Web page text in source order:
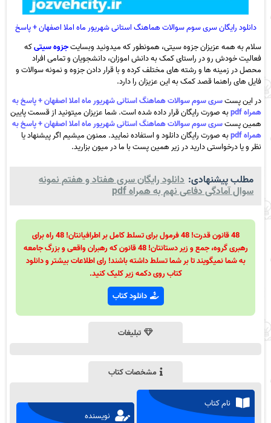
دانلود رایگان سری سوم سوالات هماهنگ استانی شهریور ماه املا اصفهان + پاسخ
سلام به همه عزیزان جزوه سیتی، همونطور که میدونید وبسایتجزوه سیتیکه
فعالیت خودش رو در راستای کمک به دانش اموزان، دانشجویان و تمامی افراد
محصل در زمینه ها و رشته های مختلف کرده و با قرار دادن جزوه و نمونه سوالات و
فایل های راهنما قصد کمک به این عزیزان را دارد.
در این پستسری سوم سوالات هماهنگ استانی شهریور ماه املا اصفهان + پاسخ به
همراه pdf
به صورت رایگان قرار داده شده است. شما عزیزان میتونید از قسمت پایین
همین پستسری سوم سوالات هماهنگ استانی شهریور ماه املا اصفهان + پاسخ به
همراه pdf
به صورت رایگان دانلود و استفاده نمایید. ممنون میشیم اگر پیشنهاد یا
نظر و یا درخواستی دارید در زیر همین پست با ما در میون بزارید.
مطلب پیشنهادی: دانلود رایگان سری هفتاد و هفتم نمونه
سوال آمادگی دفاعی نهم به همراه pdf
48 قانون قدرت! 48 فرمول برای تسلط کامل بر اطرافیانتان! 48 راه برای
رهبری گروه، جمع و زیر دستانتان! 48 قانون که رهبران واقعی و بزرگ جامعه
به شما نمیگویند تا بر شما تسلط داشته باشند! رای اطلاعات بیشتر و دانلود
کتاب روی دکمه زیر کلیک کنید.
دانلود کتاب
تبلیغات
مشخصات کتاب
نام کتاب
نویسنده